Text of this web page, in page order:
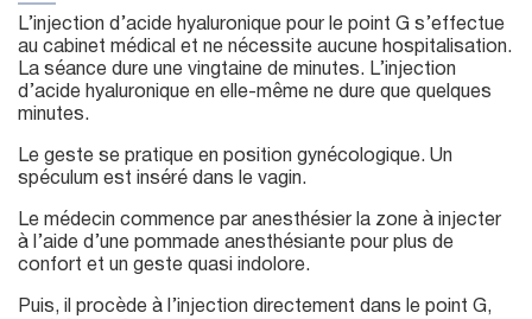
L’injection d’acide hyaluronique pour le point G s’effectue
au cabinet médical et ne nécessite aucune hospitalisation.
La séance dure une vingtaine de minutes. L’injection
d’acide hyaluronique en elle-même ne dure que quelques
minutes.
Le geste se pratique en position gynécologique. Un
spéculum est inséré dans le vagin.
Le médecin commence par anesthésier la zone à injecter
à l’aide d’une pommade anesthésiante pour plus de
confort et un geste quasi indolore.
Puis, il procède à l’injection directement dans le point G,